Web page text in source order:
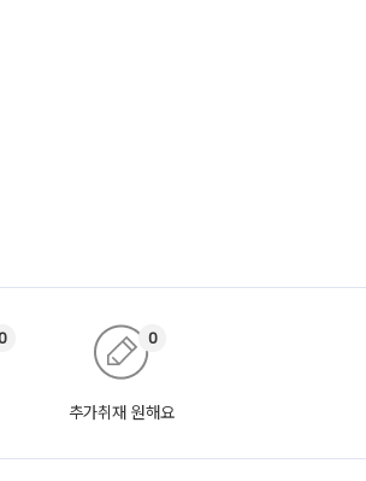
추가취재 원해요
0